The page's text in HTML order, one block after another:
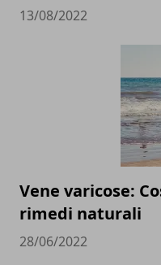
13/08/2022
Vene varicose:
rimedi naturali
28/06/2022